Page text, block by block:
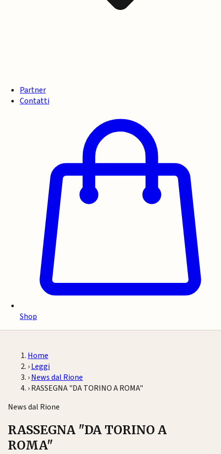
Partner
Contatti
Shop
Home
›Leggi
›News dal Rione
›RASSEGNA "DA TORINO A ROMA"
News dal Rione
RASSEGNA "DA TORINO A
ROMA"